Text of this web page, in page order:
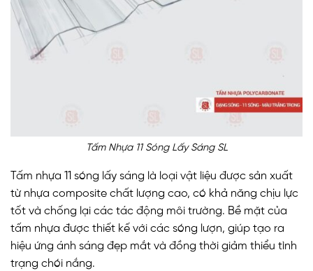
Tấm Nhựa 11 Sóng Lấy Sáng SL
Tấm nhựa 11 sóng lấy sáng là loại vật liệu được sản xuất
từ nhựa composite chất lượng cao, có khả năng chịu lực
tốt và chống lại các tác động môi trường. Bề mặt của
tấm nhựa được thiết kế với các sóng lượn, giúp tạo ra
hiệu ứng ánh sáng đẹp mắt và đồng thời giảm thiểu tình
trạng chói nắng.